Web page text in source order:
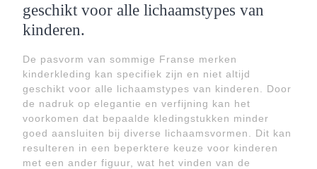
geschikt voor alle lichaamstypes van
kinderen.
De pasvorm van sommige Franse merken
kinderkleding kan specifiek zijn en niet altijd
geschikt voor alle lichaamstypes van kinderen. Door
de nadruk op elegantie en verfijning kan het
voorkomen dat bepaalde kledingstukken minder
goed aansluiten bij diverse lichaamsvormen. Dit kan
resulteren in een beperktere keuze voor kinderen
met een ander figuur, wat het vinden van de